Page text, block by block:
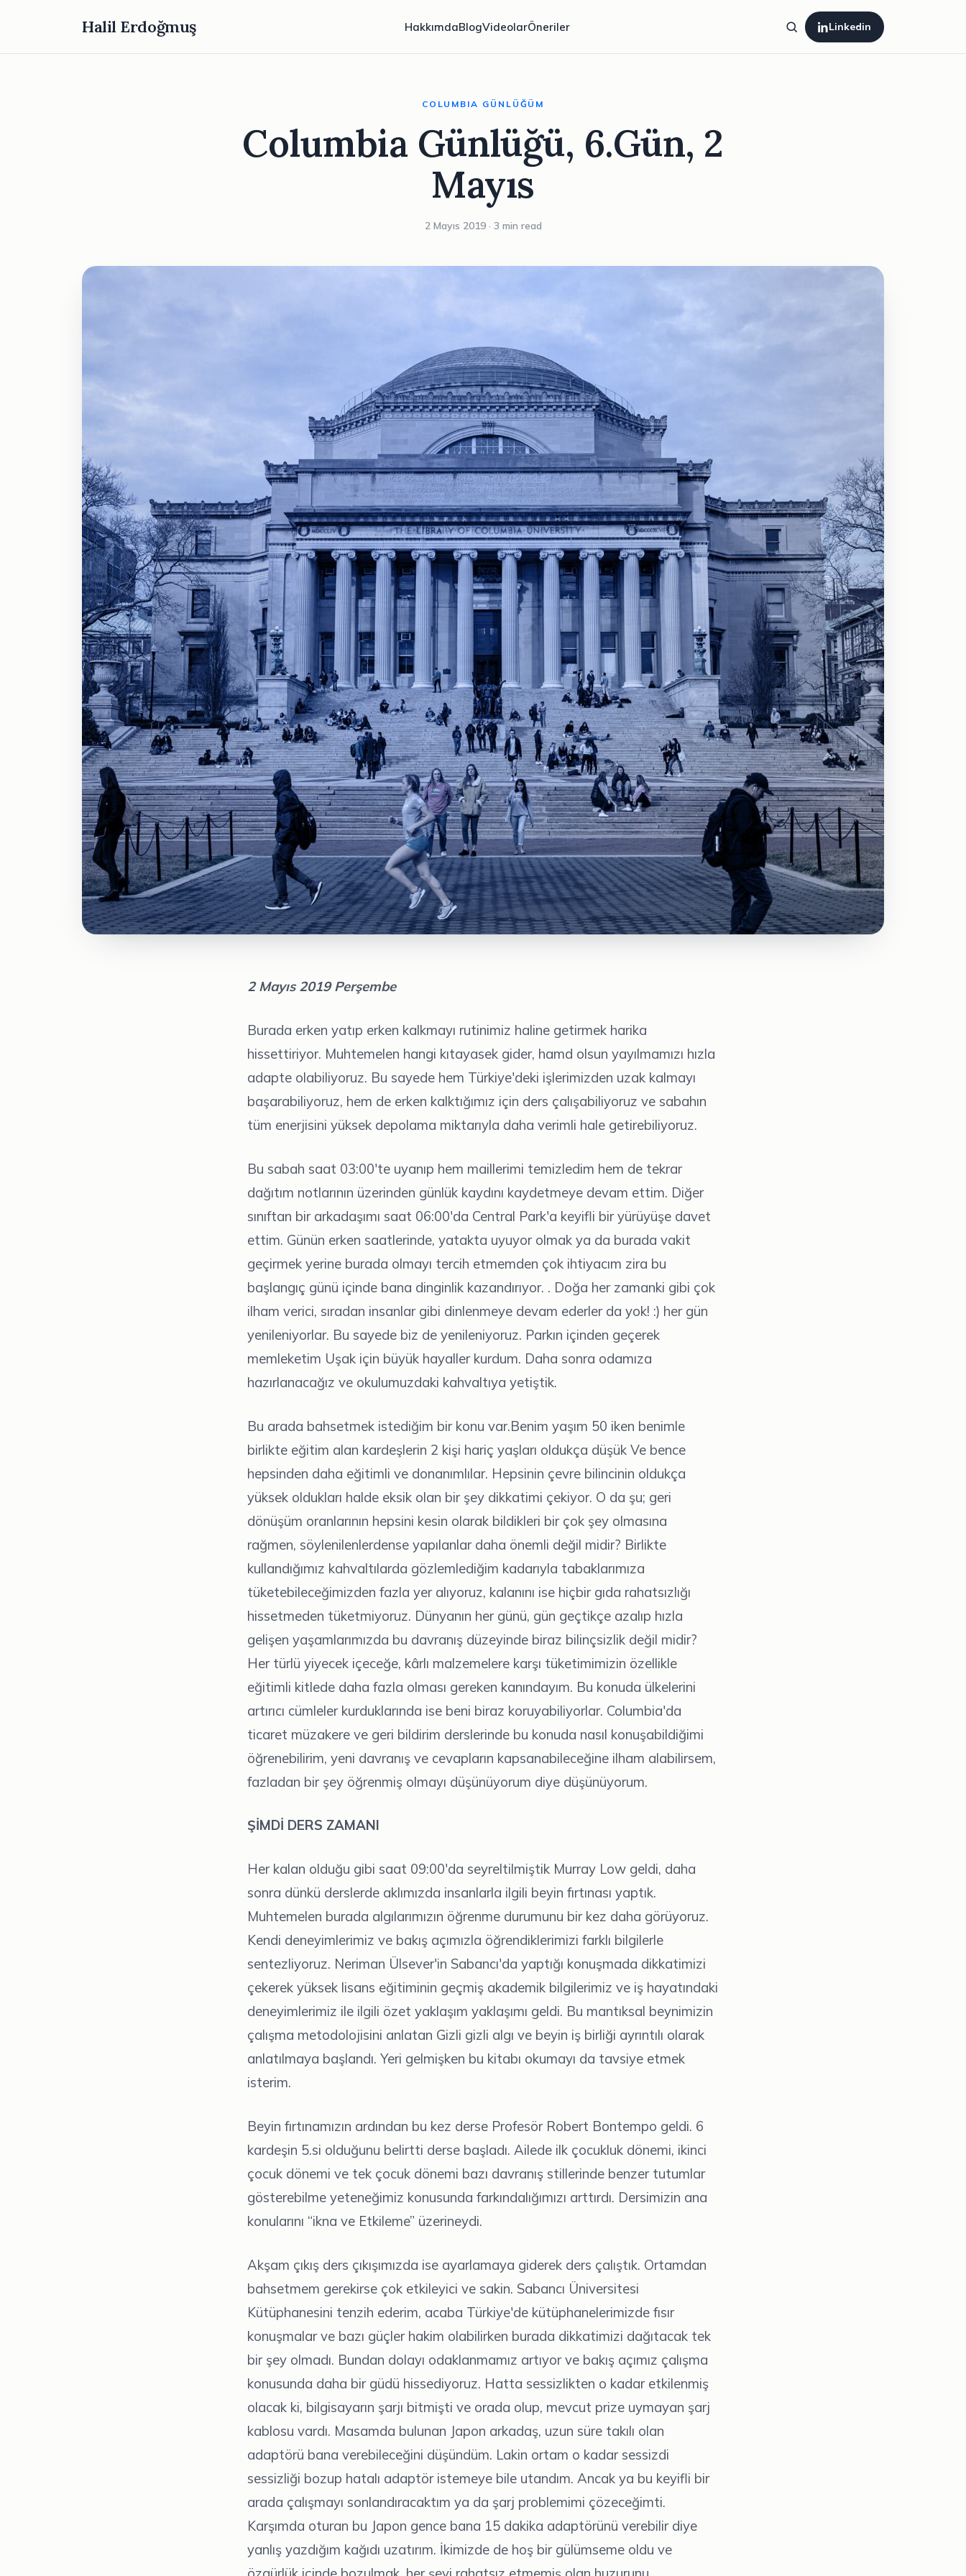
Halil Erdoğmuş HakkımdaBlogVideolarÖneriler Linkedin
COLUMBIA GÜNLÜĞÜM
Columbia Günlüğü, 6.Gün, 2
Mayıs
2 Mayıs 2019 · 3 min read
2 Mayıs 2019 Perşembe
Burada erken yatıp erken kalkmayı rutinimiz haline getirmek harika
hissettiriyor. Muhtemelen hangi kıtayasek gider, hamd olsun yayılmamızı hızla
adapte olabiliyoruz. Bu sayede hem Türkiye'deki işlerimizden uzak kalmayı
başarabiliyoruz, hem de erken kalktığımız için ders çalışabiliyoruz ve sabahın
tüm enerjisini yüksek depolama miktarıyla daha verimli hale getirebiliyoruz.
Bu sabah saat 03:00'te uyanıp hem maillerimi temizledim hem de tekrar
dağıtım notlarının üzerinden günlük kaydını kaydetmeye devam ettim. Diğer
sınıftan bir arkadaşımı saat 06:00'da Central Park'a keyifli bir yürüyüşe davet
ettim. Günün erken saatlerinde, yatakta uyuyor olmak ya da burada vakit
geçirmek yerine burada olmayı tercih etmemden çok ihtiyacım zira bu
başlangıç ​​günü içinde bana dinginlik kazandırıyor. . Doğa her zamanki gibi çok
ilham verici, sıradan insanlar gibi dinlenmeye devam ederler da yok! :) her gün
yenileniyorlar. Bu sayede biz de yenileniyoruz. Parkın içinden geçerek
memleketim Uşak için büyük hayaller kurdum. Daha sonra odamıza
hazırlanacağız ve okulumuzdaki kahvaltıya yetiştik.
Bu arada bahsetmek istediğim bir konu var.Benim yaşım 50 iken benimle
birlikte eğitim alan kardeşlerin 2 kişi hariç yaşları oldukça düşük Ve bence
hepsinden daha eğitimli ve donanımlılar. Hepsinin çevre bilincinin oldukça
yüksek oldukları halde eksik olan bir şey dikkatimi çekiyor. O da şu; geri
dönüşüm oranlarının hepsini kesin olarak bildikleri bir çok şey olmasına
rağmen, söylenilenlerdense yapılanlar daha önemli değil midir? Birlikte
kullandığımız kahvaltılarda gözlemlediğim kadarıyla tabaklarımıza
tüketebileceğimizden fazla yer alıyoruz, kalanını ise hiçbir gıda rahatsızlığı
hissetmeden tüketmiyoruz. Dünyanın her günü, gün geçtikçe azalıp hızla
gelişen yaşamlarımızda bu davranış düzeyinde biraz bilinçsizlik değil midir?
Her türlü yiyecek içeceğe, kârlı malzemelere karşı tüketimimizin özellikle
eğitimli kitlede daha fazla olması gereken kanındayım. Bu konuda ülkelerini
artırıcı cümleler kurduklarında ise beni biraz koruyabiliyorlar. Columbia'da
ticaret müzakere ve geri bildirim derslerinde bu konuda nasıl konuşabildiğimi
öğrenebilirim, yeni davranış ve cevapların kapsanabileceğine ilham alabilirsem,
fazladan bir şey öğrenmiş olmayı düşünüyorum diye düşünüyorum.
ŞİMDİ DERS ZAMANI
Her kalan olduğu gibi saat 09:00'da seyreltilmiştik Murray Low geldi, daha
sonra dünkü derslerde aklımızda insanlarla ilgili beyin fırtınası yaptık.
Muhtemelen burada algılarımızın öğrenme durumunu bir kez daha görüyoruz.
Kendi deneyimlerimiz ve bakış açımızla öğrendiklerimizi farklı bilgilerle
sentezliyoruz. Neriman Ülsever'in Sabancı'da yaptığı konuşmada dikkatimizi
çekerek yüksek lisans eğitiminin geçmiş akademik bilgilerimiz ve iş hayatındaki
deneyimlerimiz ile ilgili özet yaklaşım yaklaşımı geldi. Bu mantıksal beynimizin
çalışma metodolojisini anlatan Gizli gizli algı ve beyin iş birliği ayrıntılı olarak
anlatılmaya başlandı. Yeri gelmişken bu kitabı okumayı da tavsiye etmek
isterim.
Beyin fırtınamızın ardından bu kez derse Profesör Robert Bontempo geldi. 6
kardeşin 5.si olduğunu belirtti derse başladı. Ailede ilk çocukluk dönemi, ikinci
çocuk dönemi ve tek çocuk dönemi bazı davranış stillerinde benzer tutumlar
gösterebilme yeteneğimiz konusunda farkındalığımızı arttırdı. Dersimizin ana
konularını “ikna ve Etkileme” üzerineydi.
Akşam çıkış ders çıkışımızda ise ayarlamaya giderek ders çalıştık. Ortamdan
bahsetmem gerekirse çok etkileyici ve sakin. Sabancı Üniversitesi
Kütüphanesini tenzih ederim, acaba Türkiye'de kütüphanelerimizde fısır
konuşmalar ve bazı güçler hakim olabilirken burada dikkatimizi dağıtacak tek
bir şey olmadı. Bundan dolayı odaklanmamız artıyor ve bakış açımız çalışma
konusunda daha bir güdü hissediyoruz. Hatta sessizlikten o kadar etkilenmiş
olacak ki, bilgisayarın şarjı bitmişti ve orada olup, mevcut prize uymayan şarj
kablosu vardı. Masamda bulunan Japon arkadaş, uzun süre takılı olan
adaptörü bana verebileceğini düşündüm. Lakin ortam o kadar sessizdi
sessizliği bozup hatalı adaptör istemeye bile utandım. Ancak ya bu keyifli bir
arada çalışmayı sonlandıracaktım ya da şarj problemimi çözeceğimti.
Karşımda oturan bu Japon gence bana 15 dakika adaptörünü verebilir diye
yanlış yazdığım kağıdı uzatırım. İkimizde de hoş bir gülümseme oldu ve